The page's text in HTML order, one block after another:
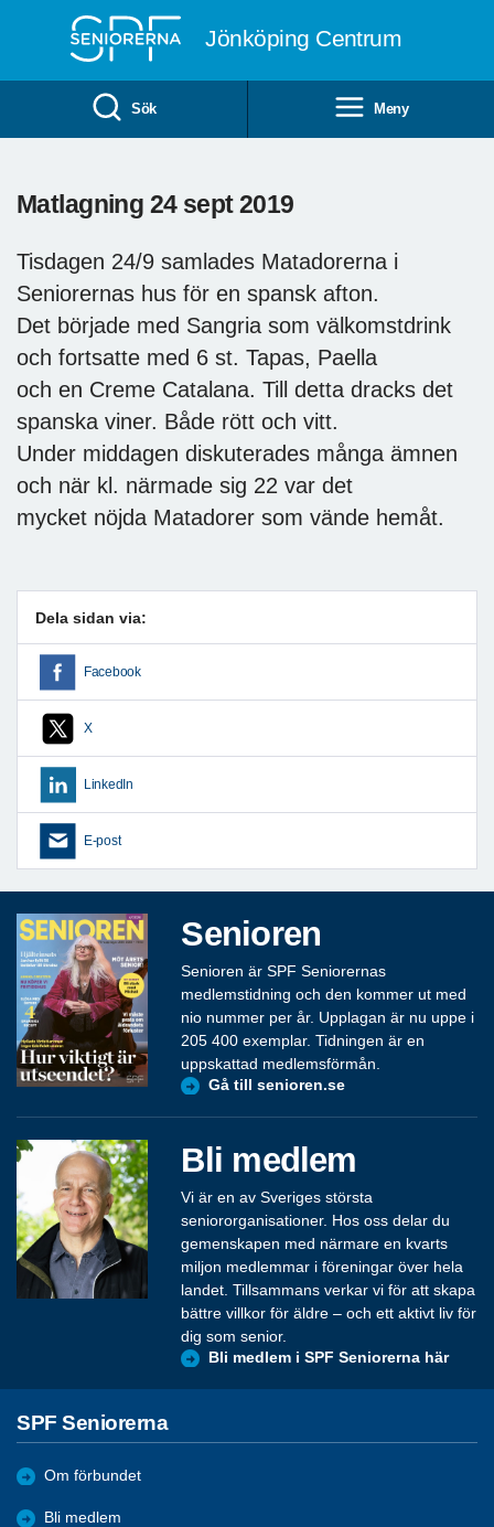
Jönköping Centrum
Sök Meny
Matlagning 24 sept 2019
Tisdagen 24/9 samlades Matadorerna i
Seniorernas hus för en spansk afton.
Det började med Sangria som välkomstdrink
och fortsatte med 6 st. Tapas, Paella
och en Creme Catalana. Till detta dracks det
spanska viner. Både rött och vitt.
Under middagen diskuterades många ämnen
och när kl. närmade sig 22 var det
mycket nöjda Matadorer som vände hemåt.
Dela sidan via:
Facebook
X
LinkedIn
E-post
Senioren
Senioren är SPF Seniorernas
medlemstidning och den kommer ut med
nio nummer per år. Upplagan är nu uppe i
205 400 exemplar. Tidningen är en
uppskattad medlemsförmån.
Gå till senioren.se
Bli medlem
Vi är en av Sveriges största
seniororganisationer. Hos oss delar du
gemenskapen med närmare en kvarts
miljon medlemmar i föreningar över hela
landet. Tillsammans verkar vi för att skapa
bättre villkor för äldre – och ett aktivt liv för
dig som senior.
Bli medlem i SPF Seniorerna här
SPF Seniorerna
Om förbundet
Bli medlem